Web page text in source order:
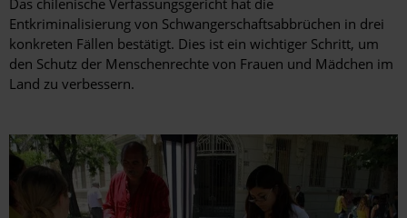
Das chilenische Verfassungsgericht hat die
Entkriminalisierung von Schwangerschaftsabbrüchen in drei
konkreten Fällen bestätigt. Dies ist ein wichtiger Schritt, um
den Schutz der Menschenrechte von Frauen und Mädchen im
Land zu verbessern.